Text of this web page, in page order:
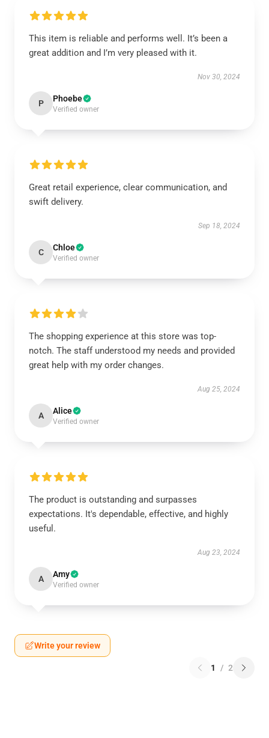
This item is reliable and performs well. It’s been a
great addition and I’m very pleased with it.
Nov 30, 2024
P Phoebe
Verified owner
Great retail experience, clear communication, and
swift delivery.
Sep 18, 2024
C Chloe
Verified owner
The shopping experience at this store was top-
notch. The staff understood my needs and provided
great help with my order changes.
Aug 25, 2024
A Alice
Verified owner
The product is outstanding and surpasses
expectations. It's dependable, effective, and highly
useful.
Aug 23, 2024
A Amy
Verified owner
Write your review
1 / 2